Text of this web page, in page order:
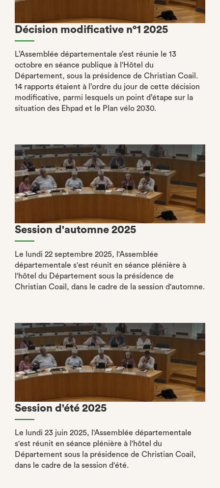
Décision modificative n°1 2025
L’Assemblée départementale s’est réunie le 13
octobre en séance publique à l'Hôtel du
Département, sous la présidence de Christian Coail.
14 rapports étaient à l’ordre du jour de cette décision
modificative, parmi lesquels un point d’étape sur la
situation des Ehpad et le Plan vélo 2030.
Session d'automne 2025
Le lundi 22 septembre 2025, l'Assemblée
départementale s'est réunit en séance plénière à
l'hôtel du Département sous la présidence de
Christian Coail, dans le cadre de la session d'automne.
Session d'été 2025
Le lundi 23 juin 2025, l'Assemblée départementale
s'est réunit en séance plénière à l'hôtel du
Département sous la présidence de Christian Coail,
dans le cadre de la session d'été.